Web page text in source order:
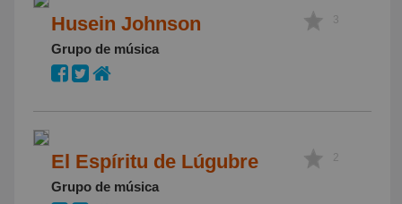
Husein Johnson
Grupo de música
3
El Espíritu de Lúgubre
Grupo de música
2